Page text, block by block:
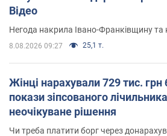
Відео
Негода накрила Івано-Франківщину та
8.08.2026 09:27 25,1 т.
Жінці нарахували 729 тис. грн
покази зіпсованого
неочікуване рішення
Чи треба платити борг через